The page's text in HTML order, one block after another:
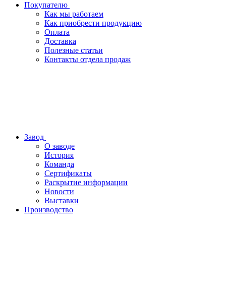
Покупателю
Как мы работаем
Как приобрести продукцию
Оплата
Доставка
Полезные статьи
Контакты отдела продаж
Завод
О заводе
История
Команда
Сертификаты
Раскрытие информации
Новости
Выставки
Производство